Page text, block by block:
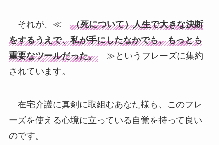
それが、≪ （死について）人生で大きな決断
をするうえで、私が手にしたなかでも、もっとも
重要なツールだった。≫というフレーズに集約
されています。
在宅介護に真剣に取組むあなた様も、このフレ
ーズを使える心境に立っている自覚を持って良い
のです。